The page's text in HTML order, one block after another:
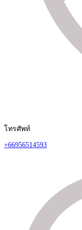
โทรศัพท์
+66956514593